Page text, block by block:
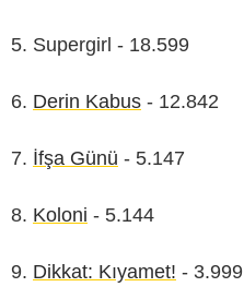
5. Supergirl - 18.599
6. Derin Kabus - 12.842
7. İfşa Günü - 5.147
8. Koloni - 5.144
9. Dikkat: Kıyamet! - 3.999